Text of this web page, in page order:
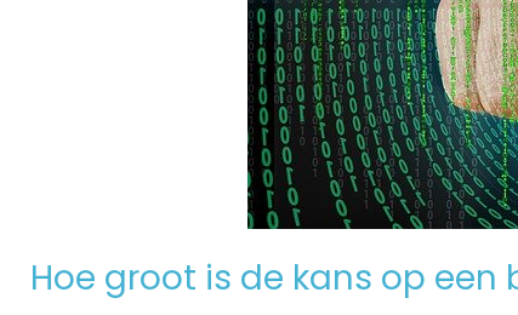
Hoe groot is de kans op